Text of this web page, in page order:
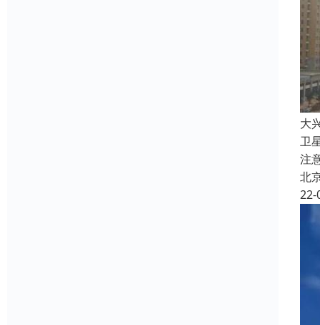
大
卫
注
北
22-